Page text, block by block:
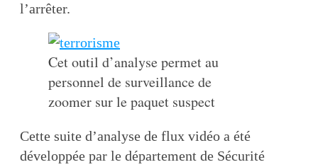
l’arrêter.
Cet outil d’analyse permet au
personnel de surveillance de
zoomer sur le paquet suspect
Cette suite d’analyse de flux vidéo a été
développée par le département de Sécurité